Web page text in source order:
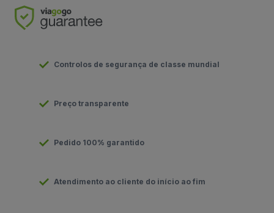
Controlos de segurança de classe mundial
Preço transparente
Pedido 100% garantido
Atendimento ao cliente do início ao fim